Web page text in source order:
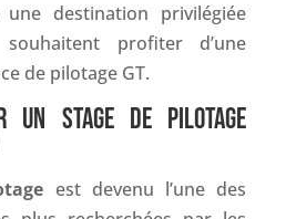
une destination privilégiée
profiter d’une
de pilotage GT.
UN STAGE DE PILOTAGE
est devenu l’une des